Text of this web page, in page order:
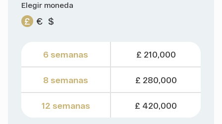
Elegir moneda
£ € $
6 semanas
8 semanas
12 semanas
£ 210,000
£ 280,000
£ 420,000